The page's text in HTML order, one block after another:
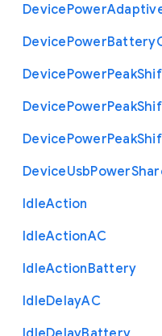
DevicePower
DevicePowerBattery
DevicePowerPeak
DevicePowerPeak
DevicePowerPeak
DeviceUsbPower
IdleAction
IdleActionAC
IdleActionBattery
IdleDelayAC